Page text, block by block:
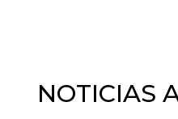
NOTICIAS